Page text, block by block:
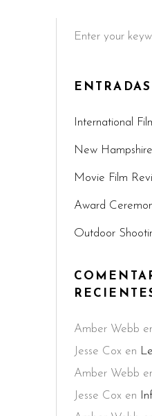
for:
International
New
Movie Film
Award
Outdoor
Amber Webb
Jesse Cox en
Amber Webb
Jesse Cox en